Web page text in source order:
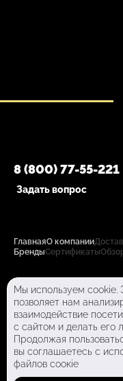
ГлавнаяО компании
БрендыСертификаты
8 (800) 77-55-221
Задать вопрос
Политика
Пользовательское
Согласие на обработку
©2026/ О00 «ВЭЙТ» /
Design by Ponomarenko
Мы используем cookie.
позволяет нам
взаимодействие
с сайтом и делать его
Продолжая
вы соглашаетесь с
файлов соокіе